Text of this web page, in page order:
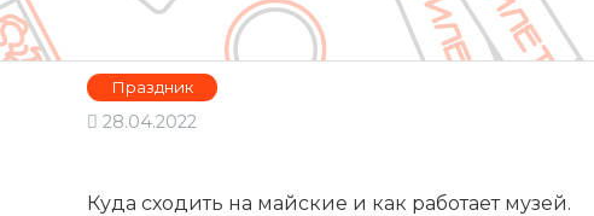
28.04.2022
Праздник
Куда сходить на майские и как работает музей.